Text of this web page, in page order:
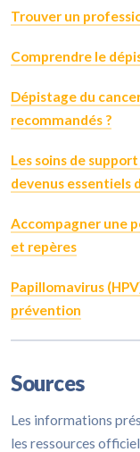
Trouver un
Comprendre le
Dépistage du
recommandés ?
Les soins de
devenus essentiels
Accompagner une
et repères
Papillomavirus
prévention
Sources
Les informations
les ressources